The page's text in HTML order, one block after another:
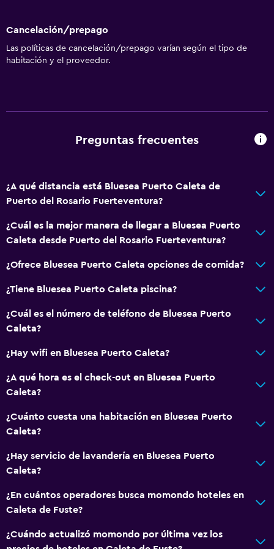
Cancelación/prepago
Las políticas de cancelación/prepago varían según el tipo de
habitación y el proveedor.
Preguntas frecuentes
¿A qué distancia está Bluesea Puerto Caleta de
Puerto del Rosario Fuerteventura?
¿Cuál es la mejor manera de llegar a Bluesea Puerto
Caleta desde Puerto del Rosario Fuerteventura?
¿Ofrece Bluesea Puerto Caleta opciones de comida?
¿Tiene Bluesea Puerto Caleta piscina?
¿Cuál es el número de teléfono de Bluesea Puerto
Caleta?
¿Hay wifi en Bluesea Puerto Caleta?
¿A qué hora es el check-out en Bluesea Puerto
Caleta?
¿Cuánto cuesta una habitación en Bluesea Puerto
Caleta?
¿Hay servicio de lavandería en Bluesea Puerto
Caleta?
¿En cuántos operadores busca momondo hoteles en
Caleta de Fuste?
¿Cuándo actualizó momondo por última vez los